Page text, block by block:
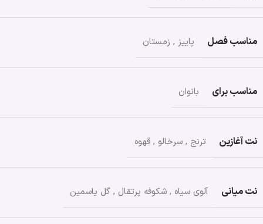
مناسب فصل پاییز , زمستان
مناسب برای بانوان
نت آغازین ترنج , سرخالو , قهوه
نت میانی آلوی سیاه , شکوفه پرتقال , گل یاسمین